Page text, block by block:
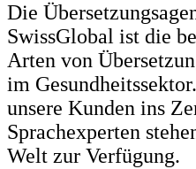
Die
SwissGlobal ist die
Arten von
im
unsere Kunden ins
Sprachexperten
Welt zur Verfügung.